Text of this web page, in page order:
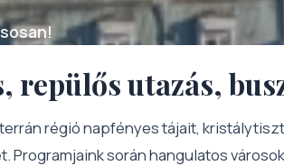
repülős utazás,
régió napfényes tájait,
Programjaink során hangulatos